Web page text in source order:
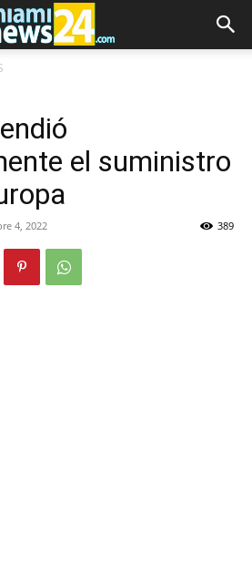
el suministro
4, 2022 389